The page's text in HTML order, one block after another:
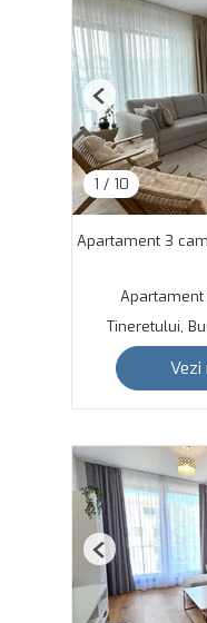
1 / 10
Previous
Apartament 3
Tineretului,
Vezi
Previous